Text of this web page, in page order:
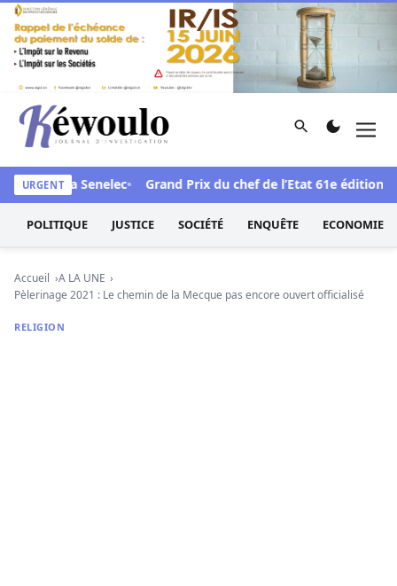
Aller au contenu
Kéwoulo, le premier site d'information et d'investigation
Rechercher
URGENT
face à la Senelec Grand Prix du chef de l’Etat 61e édition :
POLITIQUE JUSTICE SOCIÉTÉ ENQUÊTE ECONOMIE
Accueil
A LA UNE
Pèlerinage 2021 : Le chemin de la Mecque pas encore ouvert officialisé
RELIGION